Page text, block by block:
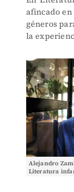
afincado
géneros
la
Alejandro
Literatura